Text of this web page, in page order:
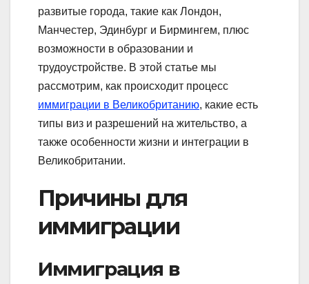
развитые города, такие как Лондон,
Манчестер, Эдинбург и Бирмингем, плюс
возможности в образовании и
трудоустройстве. В этой статье мы
рассмотрим, как происходит процесс
иммиграции в Великобританию, какие есть
типы виз и разрешений на жительство, а
также особенности жизни и интеграции в
Великобритании.
Причины для
иммиграции
Иммиграция в